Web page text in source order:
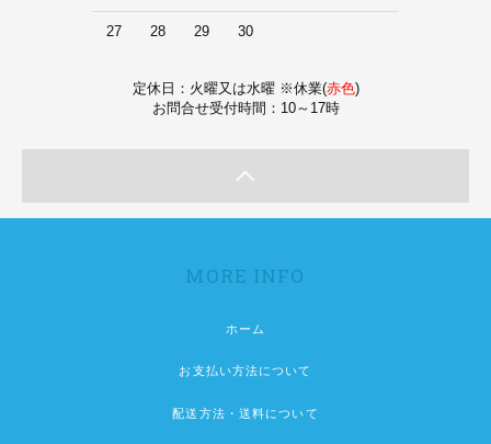
27 28 29 30
定休日：火曜又は水曜 ※休業(赤色)
お問合せ受付時間：10～17時
MORE INFO
ホーム
お支払い方法について
配送方法・送料について